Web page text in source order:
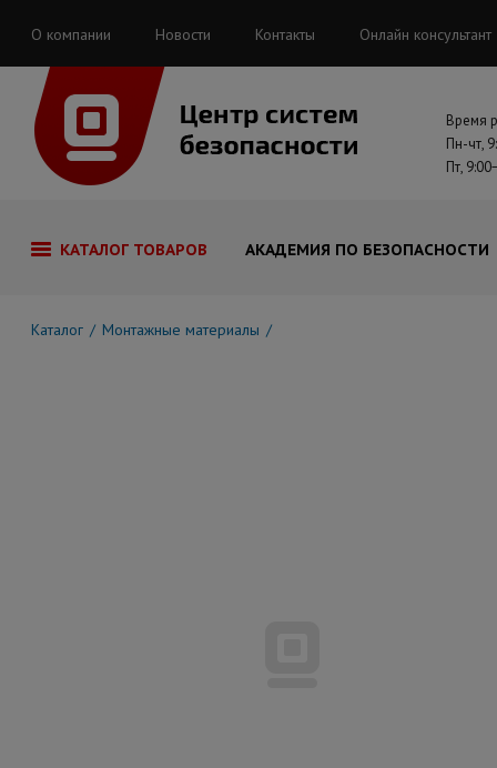
О компании Новости Контакты Онлайн консультант
Время
Пн-чт,
Пт,
КАТАЛОГ ТОВАРОВ АКАДЕМИЯ ПО БЕЗОПАСНОСТИ
Каталог Монтажные материалы